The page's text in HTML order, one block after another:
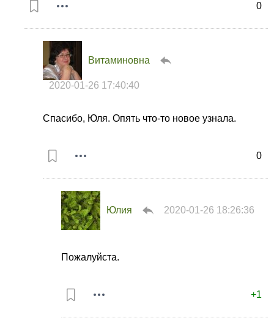
0
Витаминовна
2020-01-26 17:40:40
0
Спасибо, Юля. Опять что-то новое узнала.
Юлия 2020-01-26 18:26:36
+1
Пожалуйста.